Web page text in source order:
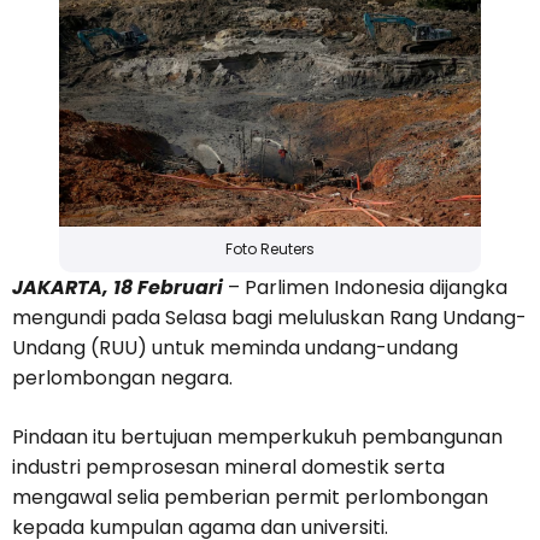
Foto Reuters
JAKARTA, 18 Februari– Parlimen Indonesia dijangka
mengundi pada Selasa bagi meluluskan Rang Undang-
Undang (RUU) untuk meminda undang-undang
perlombongan negara.
Pindaan itu bertujuan memperkukuh pembangunan
industri pemprosesan mineral domestik serta
mengawal selia pemberian permit perlombongan
kepada kumpulan agama dan universiti.